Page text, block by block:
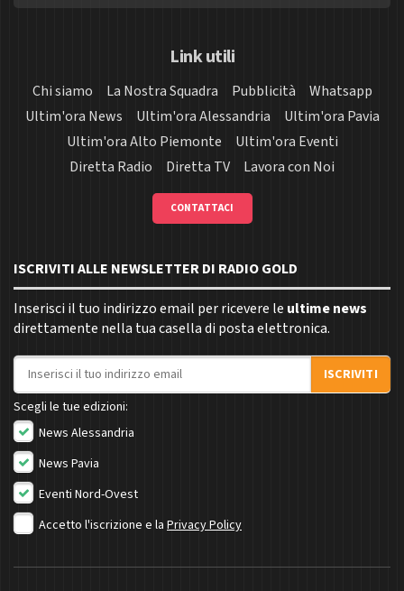
Link utili
Chi siamo La Nostra Squadra Pubblicità
Whatsapp
Ultim'ora News
Ultim'ora Alessandria
Ultim'ora Pavia
Ultim'ora Alto Piemonte
Ultim'ora Eventi
Diretta Radio
Diretta TV Lavora con Noi
CONTATTACI
ISCRIVITI ALLE NEWSLETTER DI RADIO GOLD
Inserisci il tuo indirizzo email per ricevere le ultime news
direttamente nella tua casella di posta elettronica.
Indirizzo email
ISCRIVITI
Scegli le tue edizioni:
News Alessandria
News Pavia
Eventi Nord-Ovest
Accetto l'iscrizione e la Privacy Policy